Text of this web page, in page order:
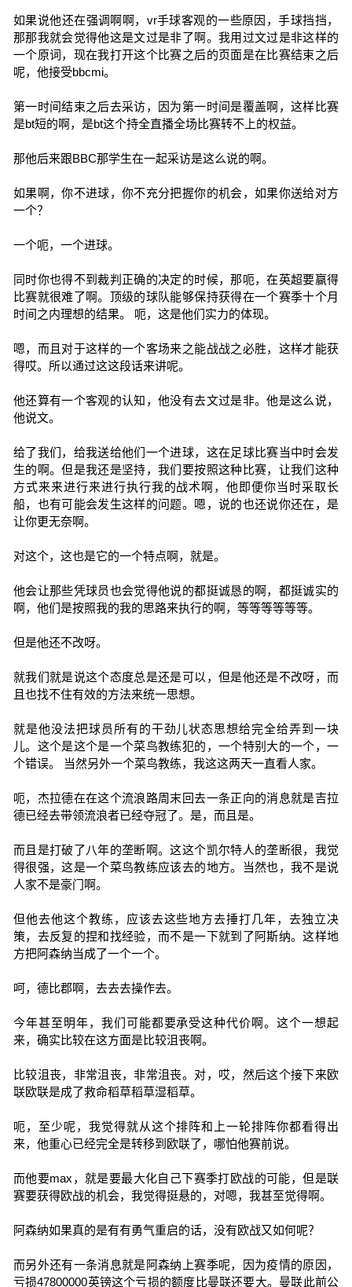
如果说他还在强调啊啊，vr手球客观的一些原因，手球挡挡，
那那我就会觉得他这是文过是非了啊。我用过文过是非这样的
一个原词，现在我打开这个比赛之后的页面是在比赛结束之后
呢，他接受bbcmi。
第一时间结束之后去采访，因为第一时间是覆盖啊，这样比赛
是bt短的啊，是bt这个持全直播全场比赛转不上的权益。
那他后来跟BBC那学生在一起采访是这么说的啊。
如果啊，你不进球，你不充分把握你的机会，如果你送给对方
一个？
一个呃，一个进球。
同时你也得不到裁判正确的决定的时候，那呃，在英超要赢得
比赛就很难了啊。顶级的球队能够保持获得在一个赛季十个月
时间之内理想的结果。 呃，这是他们实力的体现。
嗯，而且对于这样的一个客场来之能战战之必胜，这样才能获
得哎。所以通过这这段话来讲呢。
他还算有一个客观的认知，他没有去文过是非。他是这么说，
他说文。
给了我们，给我送给他们一个进球，这在足球比赛当中时会发
生的啊。但是我还是坚持，我们要按照这种比赛，让我们这种
方式来来进行来进行执行我的战术啊，他即便你当时采取长
船，也有可能会发生这样的问题。嗯，说的也还说你还在，是
让你更无奈啊。
对这个，这也是它的一个特点啊，就是。
他会让那些凭球员也会觉得他说的都挺诚恳的啊，都挺诚实的
啊，他们是按照我的我的思路来执行的啊，等等等等等等。
但是他还不改呀。
就我们就是说这个态度总是还是可以，但是他还是不改呀，而
且也找不住有效的方法来统一思想。
就是他没法把球员所有的干劲儿状态思想给完全给弄到一块
儿。这个是这个是一个菜鸟教练犯的，一个特别大的一个，一
个错误。 当然另外一个菜鸟教练，我这这两天一直看人家。
呃，杰拉德在在这个流浪路周末回去一条正向的消息就是吉拉
德已经去带领流浪者已经夺冠了。是，而且是。
而且是打破了八年的垄断啊。这这个凯尔特人的垄断很，我觉
得很强，这是一个菜鸟教练应该去的地方。当然也，我不是说
人家不是豪门啊。
但他去他这个教练，应该去这些地方去捶打几年，去独立决
策，去反复的捏和找经验，而不是一下就到了阿斯纳。这样地
方把阿森纳当成了一个一个。
呵，德比郡啊，去去去操作去。
今年甚至明年，我们可能都要承受这种代价啊。这个一想起
来，确实比较在这方面是比较沮丧啊。
比较沮丧，非常沮丧，非常沮丧。对，哎，然后这个接下来欧
联欧联是成了救命稻草稻草湿稻草。
呃，至少呢，我觉得就从这个排阵和上一轮排阵你都看得出
来，他重心已经完全是转移到欧联了，哪怕他赛前说。
而他要max，就是要最大化自己下赛季打欧战的可能，但是联
赛要获得欧战的机会，我觉得挺悬的，对嗯，我甚至觉得啊。
阿森纳如果真的是有有勇气重启的话，没有欧战又如何呢？
而另外还有一条消息就是阿森纳上赛季呢，因为疫情的原因，
亏损47800000英镑这个亏损的额度比曼联还要大。曼联此前公